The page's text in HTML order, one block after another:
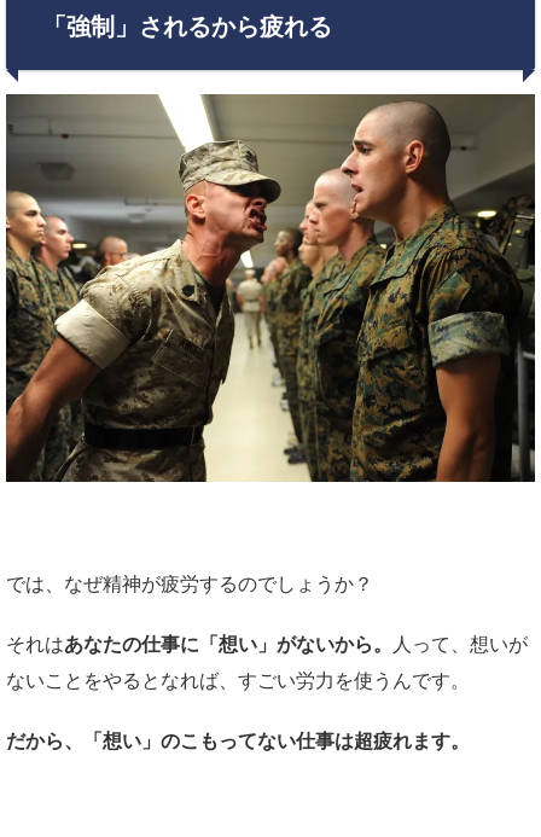
「強制」されるから疲れる
では、なぜ精神が疲労するのでしょうか？
それはあなたの仕事に「想い」がないから。
人って、想いが
ないことをやるとなれば、すごい労力を使うんです。
だから、「想い」のこもってない仕事は超疲れます。